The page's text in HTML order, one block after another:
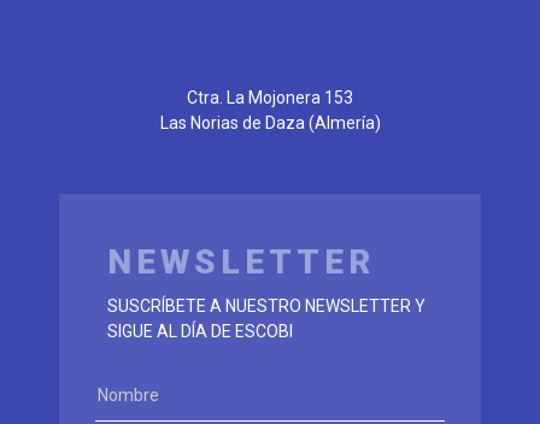
Ctra. La Mojonera 153
Las Norias de Daza (Almería)
NEWSLETTER
SUSCRÍBETE A NUESTRO NEWSLETTER Y
SIGUE AL DÍA DE ESCOBI